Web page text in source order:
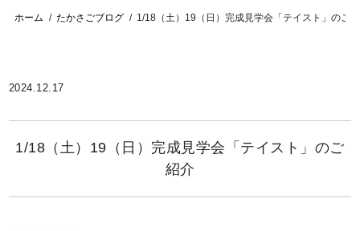
ホーム たかさごブログ 1/18（土）19（日）完成見学会「テイスト」のご
2024.12.17
1/18（土）19（日）完成見学会「テイスト」のご
紹介